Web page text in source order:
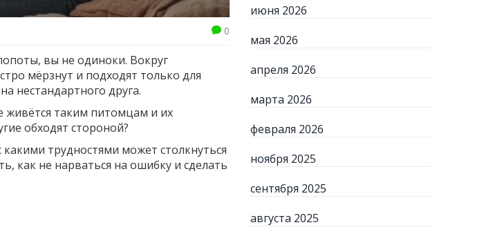
0
вы не одиноки. Вокруг
мёрзнут и подходят только для
нестандартного друга.
живётся таким питомцам и их
обходят стороной?
трудностями может столкнуться
как не нарваться на ошибку и сделать
июня 2026
мая 2026
апреля 2026
марта 2026
февраля 2026
ноября 2025
сентября 2025
августа 2025